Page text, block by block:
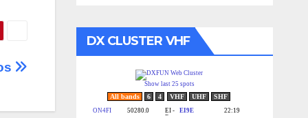
DX CLUSTER VHF